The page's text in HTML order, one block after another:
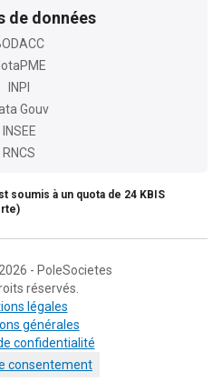
de données
INPI
Gouv
INSEE
RNCS
soumis à un quota de 24 KBIS
- PoleSocietes
réservés.
légales
générales
confidentialité
consentement